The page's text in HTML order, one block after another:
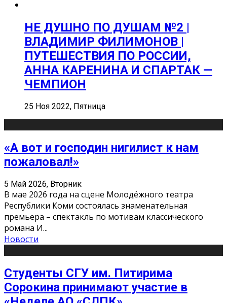
НЕ ДУШНО ПО ДУШАМ №2 |
ВЛАДИМИР ФИЛИМОНОВ |
ПУТЕШЕСТВИЯ ПО РОССИИ,
АННА КАРЕНИНА И СПАРТАК —
ЧЕМПИОН
25 Ноя 2022, Пятница
«А вот и господин нигилист к нам
пожаловал!»
5 Май 2026, Вторник
В мае 2026 года на сцене Молодёжного театра
Республики Коми состоялась знаменательная
премьера – спектакль по мотивам классического
романа И...
Новости
Студенты СГУ им. Питирима
Сорокина принимают участие в